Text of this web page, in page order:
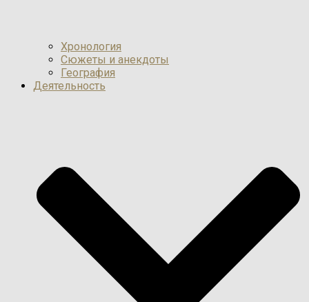
Хронология
Сюжеты и анекдоты
География
Деятельность